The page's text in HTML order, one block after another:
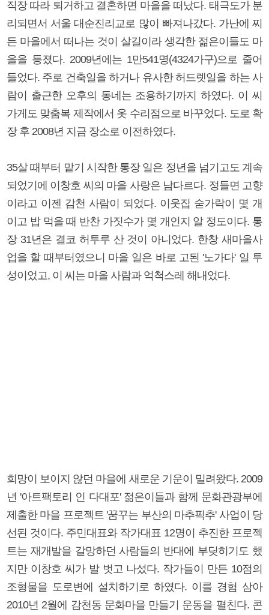
직장 따라 퇴거하고 결혼하면 마을을 떠났다. 태극도가 분
리되면서 서울 대순진리교로 많이 빠져나갔다. 가난에 찌
든 마을에서 떠나는 것이 살길이라 생각한 젊은이들도 마
을을 등졌다. 2009년에는 1만541명(4324가구)으로 줄어
들었다. 주로 건축일을 하거나 유사한 허드렛일을 하는 사
람이 출근한 오후의 동네는 조용하기까지 하였다. 이 씨
가게도 맞춤복 제작에서 옷 수리점으로 바꾸었다. 도로 확
장 후 2008년 지금 장소로 이전하였다.
35살 때부터 맡기 시작한 통장 일은 정년을 넘기고도 계속
되었기에 이창호 씨의 마을 사랑은 남다르다. 정들면 고향
이라고 이젠 감천 사람이 되었다. 이웃집 숟가락이 몇 개
이고 밥 먹을 때 반찬 가짓수가 몇 개인지 알 정도이다. 통
장 31년은 결코 허투루 산 것이 아니었다. 한창 새마을사
업을 할 때부터였으니 마을 일은 바로 고된 '노가다' 일 투
성이었고, 이 씨는 마을 사람과 억척스레 해내었다.
희망이 보이지 않던 마을에 새로운 기운이 밀려왔다. 2009
년 '아트팩토리 인 다대포' 젊은이들과 함께 문화관광부에
제출한 마을 프로젝트 '꿈꾸는 부산의 마추픽추' 사업이 당
선된 것이다. 주민대표와 작가대표 12명이 추진한 프로젝
트는 재개발을 갈망하던 사람들의 반대에 부딪히기도 했
지만 이창호 씨가 발 벗고 나섰다. 작가들이 만든 10점의
조형물을 도로변에 설치하기로 하였다. 이를 경험 삼아
2010년 2월에 감천동 문화마을 만들기 운동을 펼친다. 콘